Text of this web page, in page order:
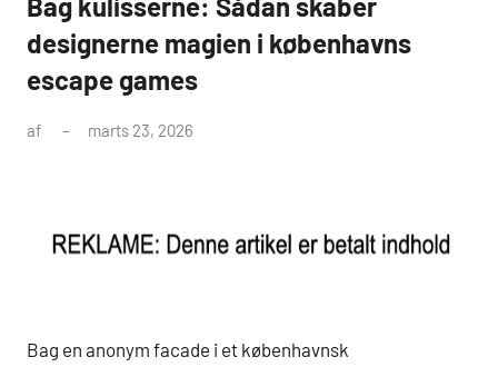
designerne magien i københavns
escape games
af marts 23, 2026
Bag en anonym facade i et københavnsk